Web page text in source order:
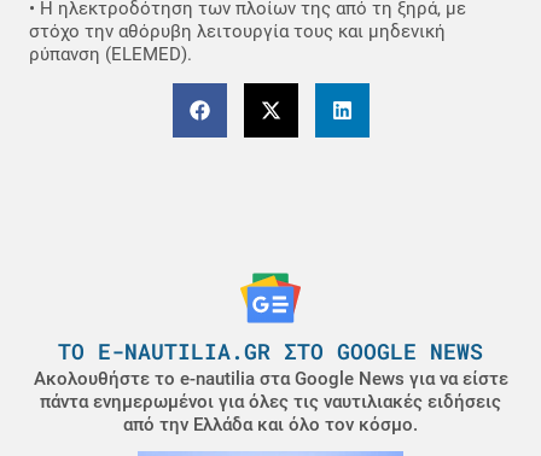
• Η ηλεκτροδότηση των πλοίων της από τη ξηρά, με
στόχο την αθόρυβη λειτουργία τους και μηδενική
ρύπανση (ELEMED).
ΤΟ E-NAUTILIA.GR ΣΤΟ GOOGLE NEWS
Ακολουθήστε το e-nautilia στα Google News για να είστε
πάντα ενημερωμένοι για όλες τις ναυτιλιακές ειδήσεις
από την Ελλάδα και όλο τον κόσμο.